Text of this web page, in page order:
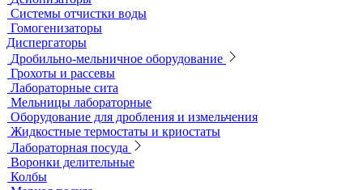
Аквадистилляторы
Бидистилляторы
Деионизаторы
Системы отчистки воды
Гомогенизаторы
Диспергаторы